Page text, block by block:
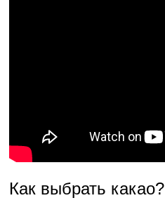
Как выбрать какао?